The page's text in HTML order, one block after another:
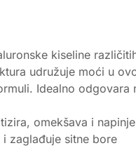
kiseline
udružuje moći u
Idealno odgovara
omekšava i napinje
i zaglađuje sitne bore